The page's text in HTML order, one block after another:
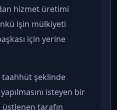
hizmet üretimi
işin mülkiyeti
için yerine
şeklinde
isteyen bir
üstlenen tarafın